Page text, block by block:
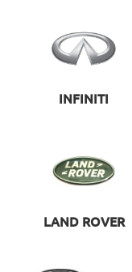
INFINITI
LAND ROVER